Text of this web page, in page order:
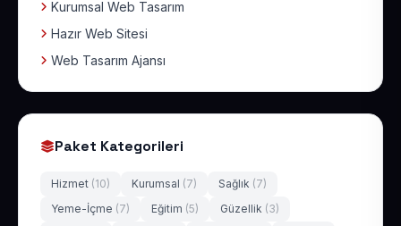
Kurumsal Web Tasarım
Hazır Web Sitesi
Web Tasarım Ajansı
Paket Kategorileri
Hizmet (10) Kurumsal (7) Sağlık (7)
Yeme-İçme (7) Eğitim (5) Güzellik (3)